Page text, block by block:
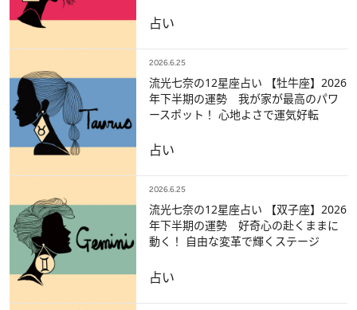
占い
2026.6.25
流光七奈の12星座占い 【牡牛座】2026
年下半期の運勢 我が家が最高のパワ
ースポット！ 心地よさで運気好転
占い
2026.6.25
流光七奈の12星座占い 【双子座】2026
年下半期の運勢 好奇心の赴くままに
動く！ 自由な変革で輝くステージ
占い